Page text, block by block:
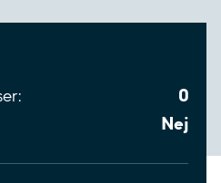
0
Nej